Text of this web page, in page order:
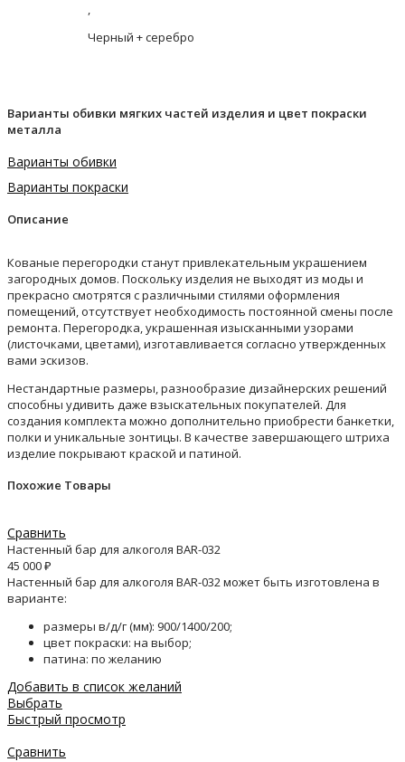
,
Черный + серебро
Варианты обивки мягких частей изделия и цвет покраски
металла
Варианты обивки
Варианты покраски
Описание
Кованые перегородки станут привлекательным украшением
загородных домов. Поскольку изделия не выходят из моды и
прекрасно смотрятся с различными стилями оформления
помещений, отсутствует необходимость постоянной смены после
ремонта. Перегородка, украшенная изысканными узорами
(листочками, цветами), изготавливается согласно утвержденных
вами эскизов.
Нестандартные размеры, разнообразие дизайнерских решений
способны удивить даже взыскательных покупателей. Для
создания комплекта можно дополнительно приобрести банкетки,
полки и уникальные зонтицы. В качестве завершающего штриха
изделие покрывают краской и патиной.
Похожие Товары
Сравнить
Настенный бар для алкоголя BAR-032
45 000₽
Настенный бар для алкоголя BAR-032 может быть изготовлена в
варианте:
размеры в/д/г (мм): 900/1400/200;
цвет покраски: на выбор;
патина: по желанию
Добавить в список желаний
Выбрать
Быстрый просмотр
Сравнить